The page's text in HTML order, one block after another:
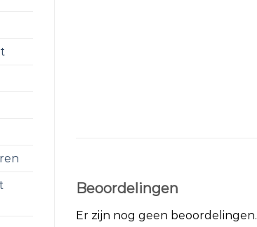
Beoordelingen
Er zijn nog geen beoordelingen.